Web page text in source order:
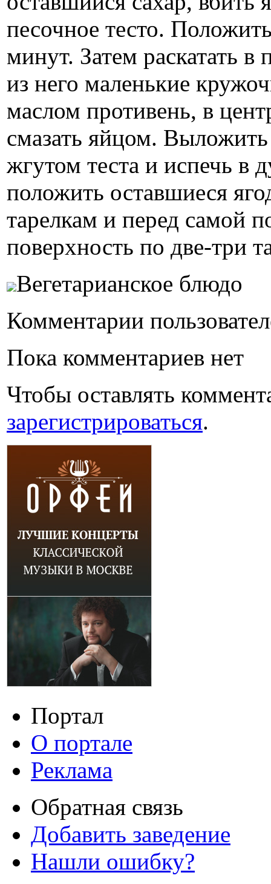
песочное тесто.
минут. Затем раскатать
из него маленькие
маслом противень, в
смазать яйцом.
жгутом теста и испечь в
положить оставшиеся
тарелкам и перед самой
поверхность по две-три
Вегетарианское блюдо
Комментарии
Пока комментариев нет
Чтобы оставлять
зарегистрироваться.
Портал
О портале
Реклама
Обратная связь
Добавить заведение
Нашли ошибку?